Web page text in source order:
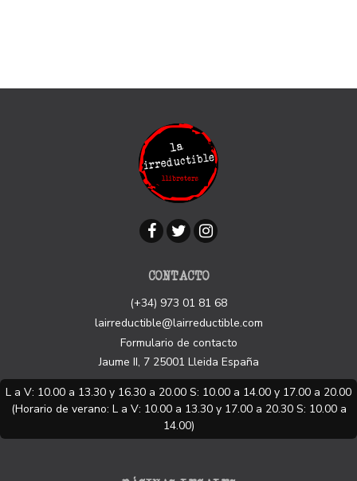
CONTACTO
(+34) 973 01 81 68
lairreductible@lairreductible.com
Formulario de contacto
Jaume II, 7 25001 Lleida España
L a V: 10.00 a 13.30 y 16.30 a 20.00 S: 10.00 a 14.00 y 17.00 a 20.00
(Horario de verano: L a V: 10.00 a 13.30 y 17.00 a 20.30 S: 10.00 a
14.00)